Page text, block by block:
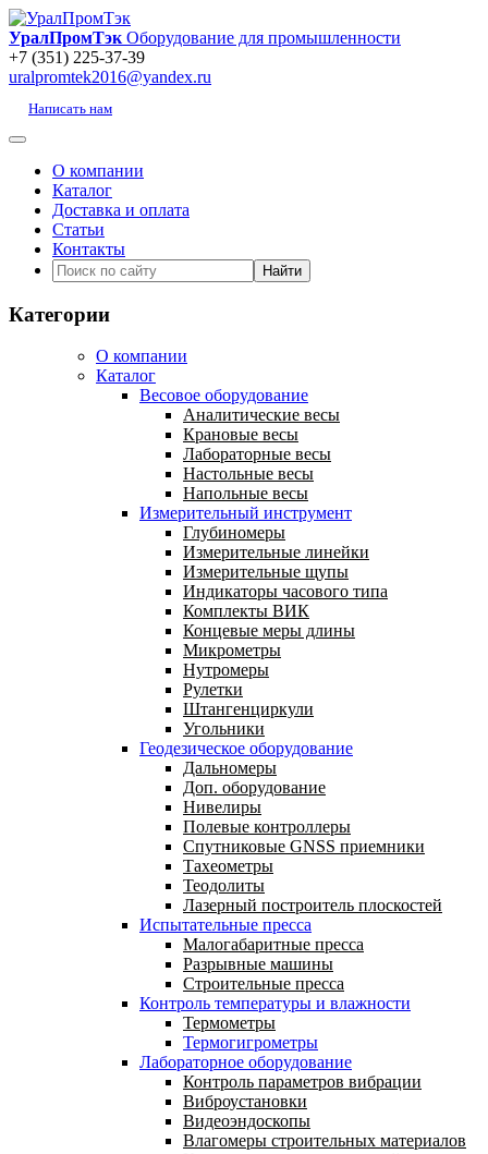
УралПромТэк Оборудование для промышленности
+7 (351) 225-37-39
uralpromtek2016@yandex.ru
Написать нам
О компании
Каталог
Доставка и оплата
Статьи
Контакты
Категории
О компании
Каталог
Весовое оборудование
Аналитические весы
Крановые весы
Лабораторные весы
Настольные весы
Напольные весы
Измерительный инструмент
Глубиномеры
Измерительные линейки
Измерительные щупы
Индикаторы часового типа
Комплекты ВИК
Концевые меры длины
Микрометры
Нутромеры
Рулетки
Штангенциркули
Угольники
Геодезическое оборудование
Дальномеры
Доп. оборудование
Нивелиры
Полевые контроллеры
Спутниковые GNSS приемники
Тахеометры
Теодолиты
Лазерный построитель плоскостей
Испытательные пресса
Малогабаритные пресса
Разрывные машины
Строительные пресса
Контроль температуры и влажности
Термометры
Термогигрометры
Лабораторное оборудование
Контроль параметров вибрации
Виброустановки
Видеоэндоскопы
Влагомеры строительных материалов